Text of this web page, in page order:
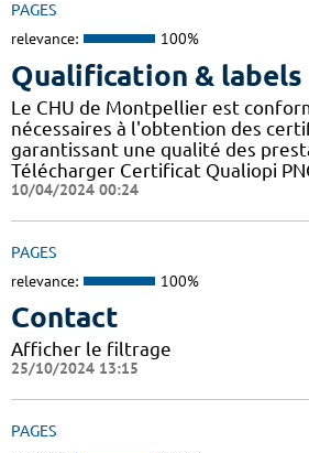
PAGES
relevance: 100%
Qualification & labels
Le CHU de Montpellier est
nécessaires à l'obtention des
garantissant une qualité des
Télécharger Certificat Qualiopi
10/04/2024 00:24
PAGES
relevance: 100%
Contact
Afficher le filtrage
25/10/2024 13:15
PAGES